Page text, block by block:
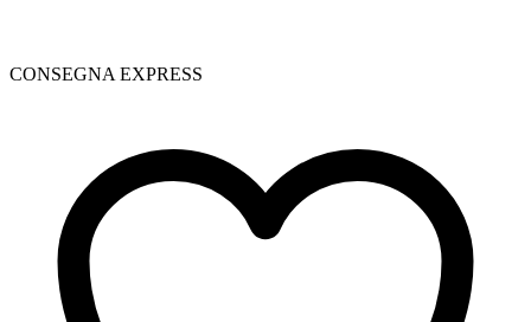
CONSEGNA EXPRESS